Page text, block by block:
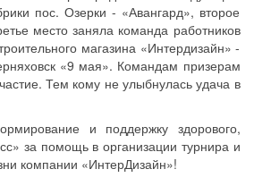
пос. Озерки - «Авангард», второе
место заняла команда работников
магазина «Интердизайн» -
«9 мая». Командам призерам
Тем кому не улыбнулась удача в
и поддержку здорового,
за помощь в организации турнира и
компании «ИнтерДизайн»!